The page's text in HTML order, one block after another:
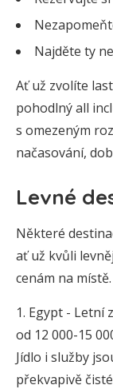
Najděte ty
Ať už zvolíte
pohodlný all
s omezeným
načasování,
Levné
Některé
ať už kvůli
cenám na místě.
Egypt - Letní
od 12 000-15
Jídlo i služby
překvapivě